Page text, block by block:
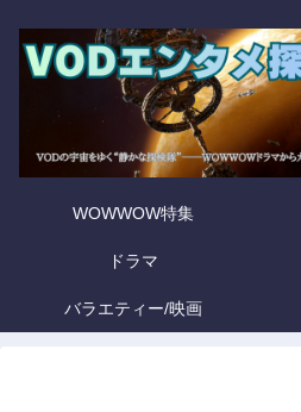
WOWWOW特集
ドラマ
バラエティー/映画